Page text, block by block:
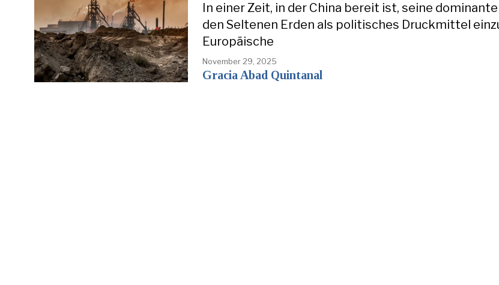
In einer Zeit, in der China bereit ist, seine
den Seltenen Erden als politisches Druckmittel
Europäische
November 29, 2025
Gracia Abad Quintanal